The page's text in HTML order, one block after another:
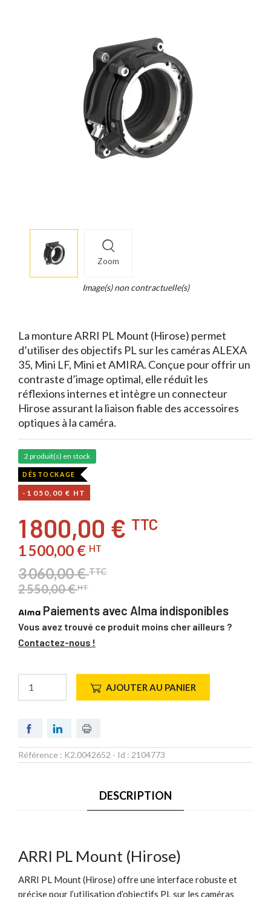
Zoom
info
Image(s) non contractuelle(s)
La monture ARRI PL Mount (Hirose) permet
d’utiliser des objectifs PL sur les caméras ALEXA
35, Mini LF, Mini et AMIRA. Conçue pour offrir un
contraste d’image optimal, elle réduit les
réflexions internes et intègre un connecteur
Hirose assurant la liaison fiable des accessoires
optiques à la caméra.
2 produit(s) en stock
DÉSTOCKAGE
-1 050,00 € HT
1 800,00 € TTC
1 500,00 € HT
3 060,00 €TTC
2 550,00 €HT
Paiements avec Alma indisponibles
Vous avez trouvé ce produit moins cher ailleurs ?
Contactez-nous !
AJOUTER AU PANIER
Référence : K2.0042652 - Id : 2104773
DESCRIPTION
ARRI PL Mount (Hirose)
ARRI PL Mount (Hirose) offre une interface robuste et
précise pour l’utilisation d’objectifs PL sur les caméras